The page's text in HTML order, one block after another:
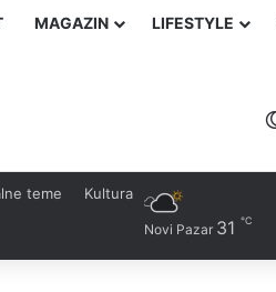
MAGAZIN LIFESTYLE
teme Kultura
Novi Pazar 31 ℃